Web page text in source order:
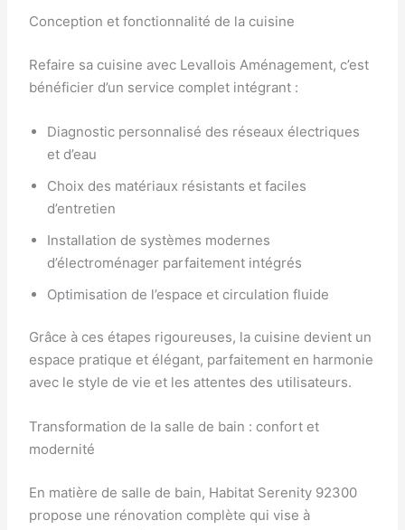
Conception et fonctionnalité de la cuisine
Refaire sa cuisine avec Levallois Aménagement, c’est
bénéficier d’un service complet intégrant :
Diagnostic personnalisé des réseaux électriques
et d’eau
Choix des matériaux résistants et faciles
d’entretien
Installation de systèmes modernes
d’électroménager parfaitement intégrés
Optimisation de l’espace et circulation fluide
Grâce à ces étapes rigoureuses, la cuisine devient un
espace pratique et élégant, parfaitement en harmonie
avec le style de vie et les attentes des utilisateurs.
Transformation de la salle de bain : confort et
modernité
En matière de salle de bain, Habitat Serenity 92300
propose une rénovation complète qui vise à